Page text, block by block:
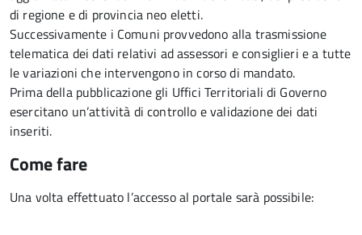
di regione e di provincia neo eletti.
Successivamente i Comuni provvedono alla trasmissione
telematica dei dati relativi ad assessori e consiglieri e a tutte
le variazioni che intervengono in corso di mandato.
Prima della pubblicazione gli Uffici Territoriali di Governo
esercitano un’attività di controllo e validazione dei dati
inseriti.
Come fare
Una volta effettuato l’accesso al portale sarà possibile: